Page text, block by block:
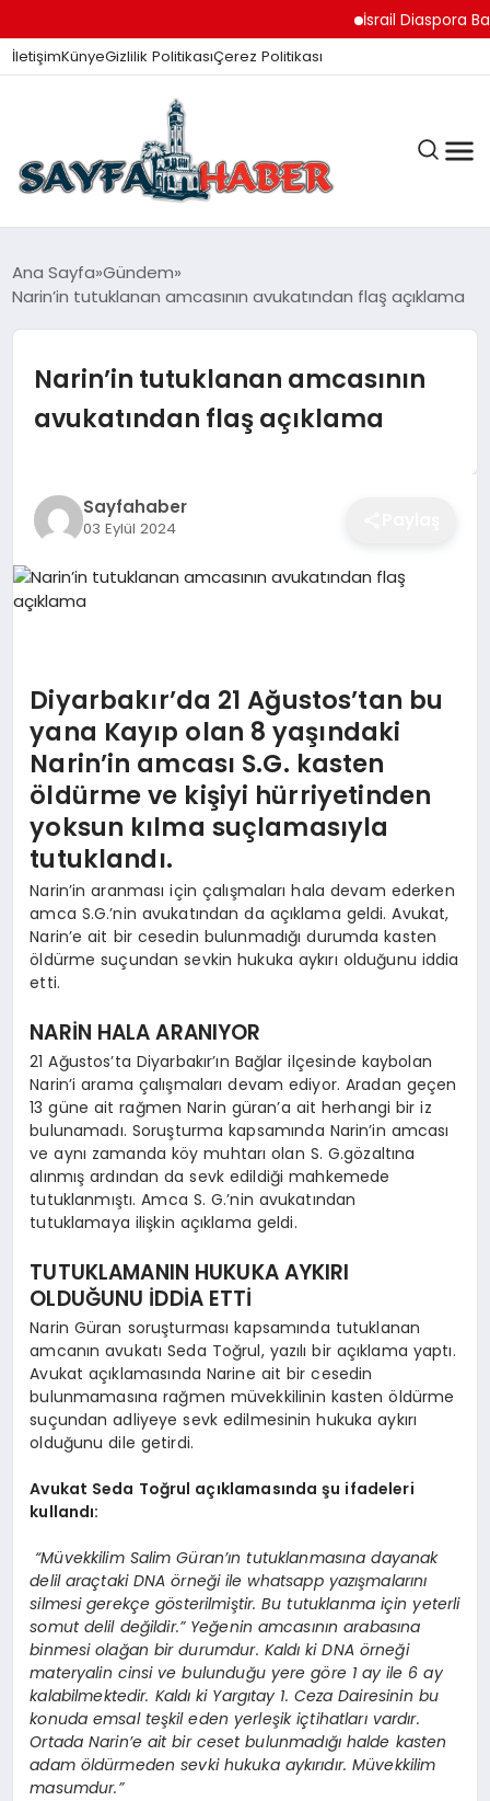
İsrail Diaspora
İletişimKünyeGizlilik PolitikasıÇerez Politikası
ANA SAYFA
İZMIR HABERLERI
EĞITIM
EKONOMI
SPOR
YAŞAM
DIĞER
Ana Sayfa Gündem
Narin’in tutuklanan amcasının avukatından flaş açıklama
Narin’in tutuklanan amcasının
avukatından flaş açıklama
Sayfahaber
03 Eylül 2024
Diyarbakır’da 21 Ağustos’tan bu
yana Kayıp olan 8 yaşındaki
Narin’in amcası S.G. kasten
öldürme ve kişiyi hürriyetinden
yoksun kılma suçlamasıyla
tutuklandı.
Narin’in aranması için çalışmaları hala devam ederken
amca S.G.’nin avukatından da açıklama geldi. Avukat,
Narin’e ait bir cesedin bulunmadığı durumda kasten
öldürme suçundan sevkin hukuka aykırı olduğunu iddia
etti.
NARİN HALA ARANIYOR
21 Ağustos’ta Diyarbakır’ın Bağlar ilçesinde kaybolan
Narin’i arama çalışmaları devam ediyor. Aradan geçen
13 güne ait rağmen Narin güran’a ait herhangi bir iz
bulunamadı. Soruşturma kapsamında Narin’in amcası
ve aynı zamanda köy muhtarı olan S. G.gözaltına
alınmış ardından da sevk edildiği mahkemede
tutuklanmıştı. Amca S. G.’nin avukatından
tutuklamaya ilişkin açıklama geldi.
TUTUKLAMANIN HUKUKA AYKIRI
OLDUĞUNU İDDİA ETTİ
Narin Güran soruşturması kapsamında tutuklanan
amcanın avukatı Seda Toğrul, yazılı bir açıklama yaptı.
Avukat açıklamasında Narine ait bir cesedin
bulunmamasına rağmen müvekkilinin kasten öldürme
suçundan adliyeye sevk edilmesinin hukuka aykırı
olduğunu dile getirdi.
Avukat Seda Toğrul açıklamasında şu ifadeleri
kullandı:
“Müvekkilim Salim Güran’ın tutuklanmasına dayanak
delil araçtaki DNA örneği ile whatsapp yazışmalarını
silmesi gerekçe gösterilmiştir. Bu tutuklanma için yeterli
somut delil değildir.” Yeğenin amcasının arabasına
binmesi olağan bir durumdur. Kaldı ki DNA örneği
materyalin cinsi ve bulunduğu yere göre 1 ay ile 6 ay
kalabilmektedir. Kaldı ki Yargıtay 1. Ceza Dairesinin bu
konuda emsal teşkil eden yerleşik içtihatları vardır.
Ortada Narin’e ait bir ceset bulunmadığı halde kasten
adam öldürmeden sevki hukuka aykırıdır. Müvekkilim
masumdur.”